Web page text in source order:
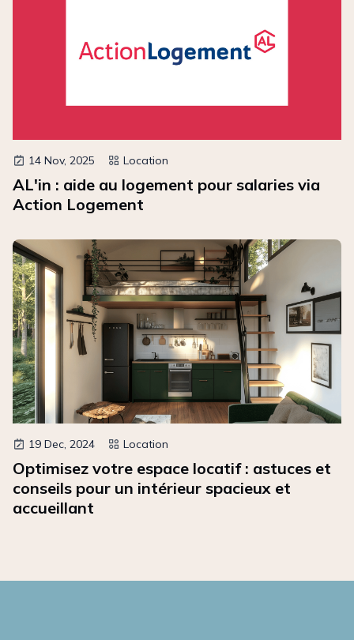
14 Nov, 2025 Location
AL'in : aide au logement pour salaries via
Action Logement
19 Dec, 2024 Location
Optimisez votre espace locatif : astuces et
conseils pour un intérieur spacieux et
accueillant